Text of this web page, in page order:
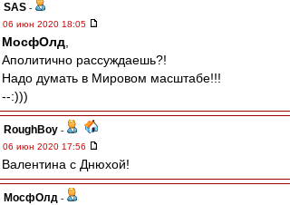
SAS -
06 июн 2020 18:05
МосфОлд
Аполитично рассуждаешь?!
Надо думать в Мировом масштабе!!!
--:)))
RoughBoy -
06 июн 2020 17:56
Валентина с Днюхой!
МосфОлд -